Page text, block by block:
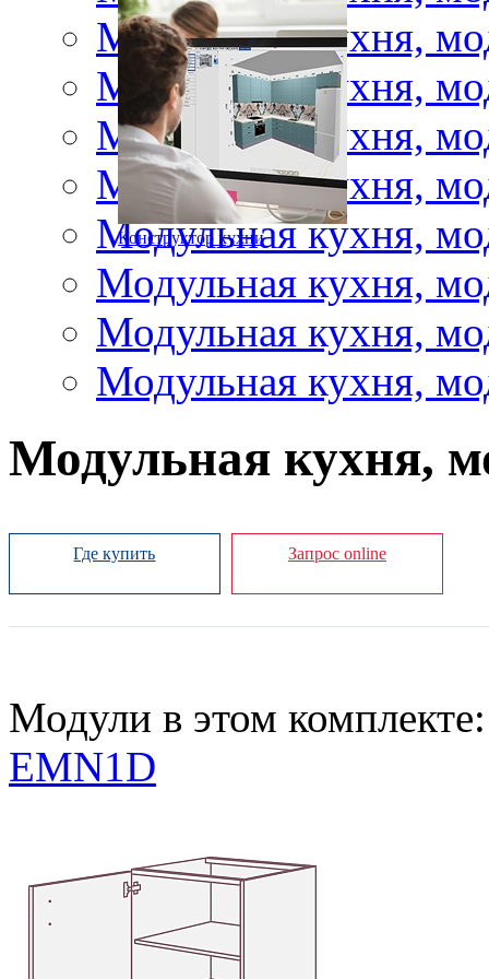
Конструктор кухни
Модульная кухня,
Модульная кухня,
Модульная кухня,
Модульная кухня,
Модульная кухня,
Модульная кухня,
Модульная кухня,
Модульная кухня,
Модульная кухня,
Где купить Запрос online
Модули в этом комплекте:
EMN1D